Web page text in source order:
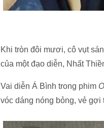
Khi tròn đôi mươi, cô vụt
của một đạo diễn, Nhất
Vai diễn Á Bình trong phim
vóc dáng nóng bỏng, vẻ